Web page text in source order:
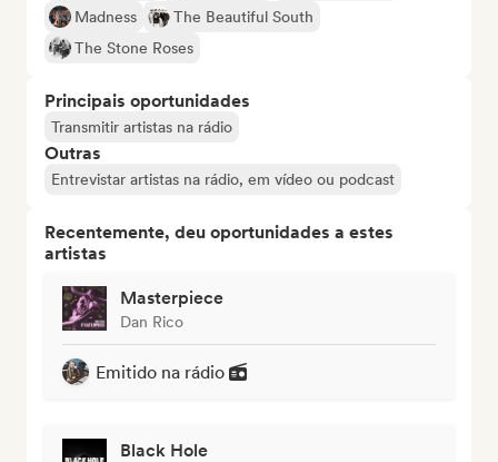
Madness
The Beautiful South
The Stone Roses
Principais oportunidades
Transmitir artistas na rádio
Outras
Entrevistar artistas na rádio, em vídeo ou podcast
Recentemente, deu oportunidades a estes
artistas
Masterpiece
Dan Rico
Emitido na rádio
Black Hole